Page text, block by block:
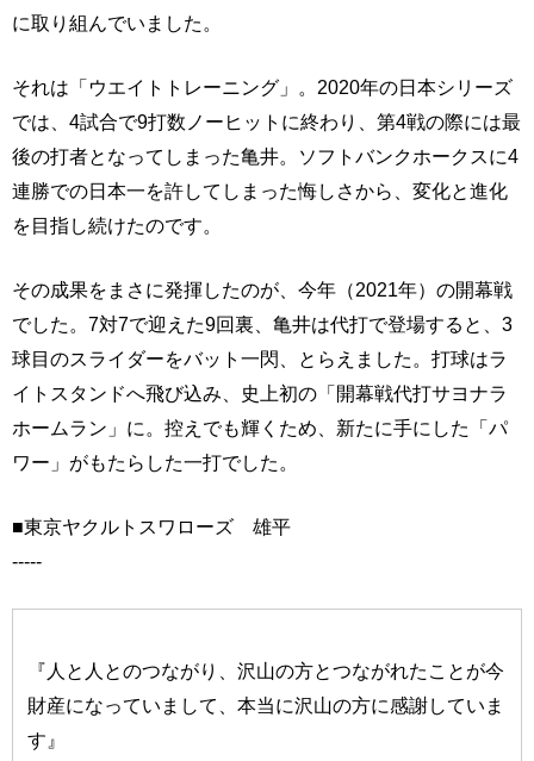
に取り組んでいました。
それは「ウエイトトレーニング」。2020年の日本シリーズ
では、4試合で9打数ノーヒットに終わり、第4戦の際には最
後の打者となってしまった亀井。ソフトバンクホークスに4
連勝での日本一を許してしまった悔しさから、変化と進化
を目指し続けたのです。
その成果をまさに発揮したのが、今年（2021年）の開幕戦
でした。7対7で迎えた9回裏、亀井は代打で登場すると、3
球目のスライダーをバット一閃、とらえました。打球はラ
イトスタンドへ飛び込み、史上初の「開幕戦代打サヨナラ
ホームラン」に。控えでも輝くため、新たに手にした「パ
ワー」がもたらした一打でした。
■東京ヤクルトスワローズ 雄平
-----
『人と人とのつながり、沢山の方とつながれたことが今
財産になっていまして、本当に沢山の方に感謝していま
す』